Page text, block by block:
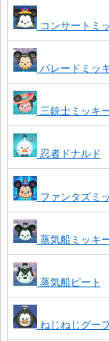
コンサートミ
パレードミッ
三銃士ミッキ
忍者ドナルド
ファンタズミ
蒸気船ミッキ
蒸気船ピート
ねじねじグー